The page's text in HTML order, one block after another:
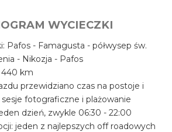
WYCIECZKI
Pafos - Famagusta - półwysep św.
- Nikozja - Pafos
440 km
przewidziano czas na postoje i
sesje fotograficzne i plażowanie
dzień, zwykle 06:30 - 22:00
jeden z najlepszych off roadowych